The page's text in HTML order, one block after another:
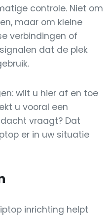
controle. Niet om
maar om kleine
verbindingen of
dat de plek
wilt u hier af en toe
u vooral een
vraagt? Dat
er in uw situatie
inrichting helpt